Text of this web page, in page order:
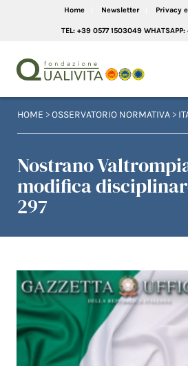
Home Newsletter Privacy
TEL: +39 0577 1503049
HOME >OSSERVATORIO NORMATIVA >
Nostrano
modifica
297